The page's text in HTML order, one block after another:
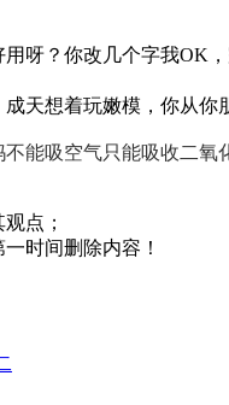
呀？你改几个字我OK
天想着玩嫩模，你从
能吸空气只能吸收二
点；
时间删除内容！